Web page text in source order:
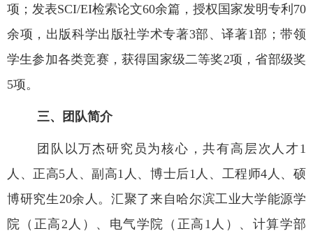
项；发表SCI/EI检索论文60余篇，授权国家发明专利 70
余项，出版科学出版社学术专著3部、译著1部；带领
学生参加各类竞赛，获得国家级二等奖2项，省部级奖
5项。
三、团队简介
团队以万杰研究员为核心，共有高层次人才1
人、正高5 人、副高1 人、博士后1 人、工程师4 人、硕
博研究生20余人。汇聚了来自哈尔滨工业大学能源学
院（正高2 人）、电气学院（正高 1 人）、计算学部